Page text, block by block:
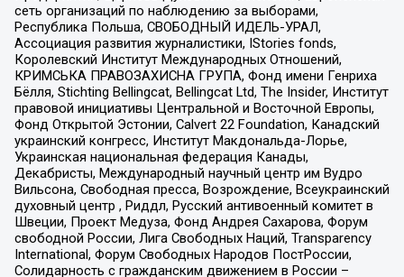
сеть организаций по наблюдению за выборами,
Республика Польша, СВОБОДНЫЙ ИДЕЛЬ-УРАЛ,
Ассоциация развития журналистики, IStories fonds,
Королевский Институт Международных Отношений,
КРИМСЬКА ПРАВОЗАХИСНА ГРУПА, Фонд имени Генриха
Бёлля, Stichting Bellingcat, Bellingcat Ltd, The Insider, Институт
правовой инициативы Центральной и Восточной Европы,
Фонд Открытой Эстонии, Calvert 22 Foundation, Канадский
украинский конгресс, Институт Макдональда-Лорье,
Украинская национальная федерация Канады,
Декабристы, Международный научный центр им Вудро
Вильсона, Свободная пресса, Возрождение, Всеукраинский
духовный центр , Риддл, Русский антивоенный комитет в
Швеции, Проект Медуза, Фонд Андрея Сахарова, Форум
свободной России, Лига Свободных Наций, Transparеncy
International, Форум Свободных Народов ПостРоссии,
Солидарность с гражданским движением в России –